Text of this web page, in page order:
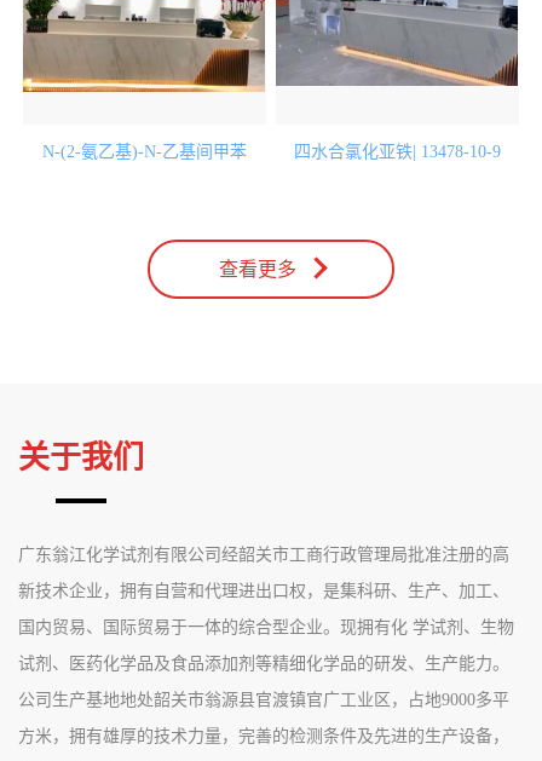
N-(2-氨乙基)-N-乙基间甲苯 四水合氯化亚铁| 13478-10-9
查看更多
关于我们
广东翁江化学试剂有限公司经韶关市工商行政管理局批准注册的高
新技术企业，拥有自营和代理进出口权，是集科研、生产、加工、
国内贸易、国际贸易于一体的综合型企业。现拥有化 学试剂、生物
试剂、医药化学品及食品添加剂等精细化学品的研发、生产能力。
公司生产基地地处韶关市翁源县官渡镇官广工业区，占地9000多平
方米，拥有雄厚的技术力量，完善的检测条件及先进的生产设备，